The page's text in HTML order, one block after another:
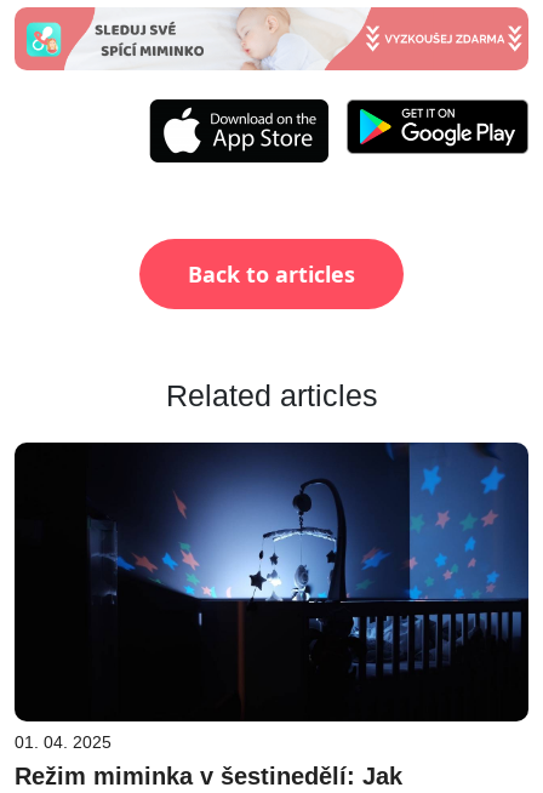
Back to articles
Related articles
01. 04. 2025
Režim miminka v šestinedělí: Jak